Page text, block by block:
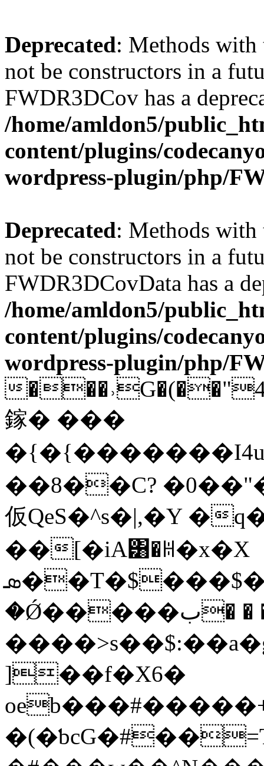
Deprecated: Methods with
not be constructors in a
FWDR3DCov has a
/home/amldon5/
content/plugins/
wordpress-plugin/php/
Deprecated: Methods with
not be constructors in a
FWDR3DCovData has a
/home/amldon5/
content/plugins/
wordpress-plugin/php/
鎵� ���
�{�{����
��8��C?
仮QeS�^s�|,�Y �
��[�iA͸�ꀍ�x�X
ܣ��T�$���$�fa�^F�Mj~0�_�4�F=��>�ú���ޮ?
�Ǿ�����ب� � ��G����H!�u�@
]��f�X6�